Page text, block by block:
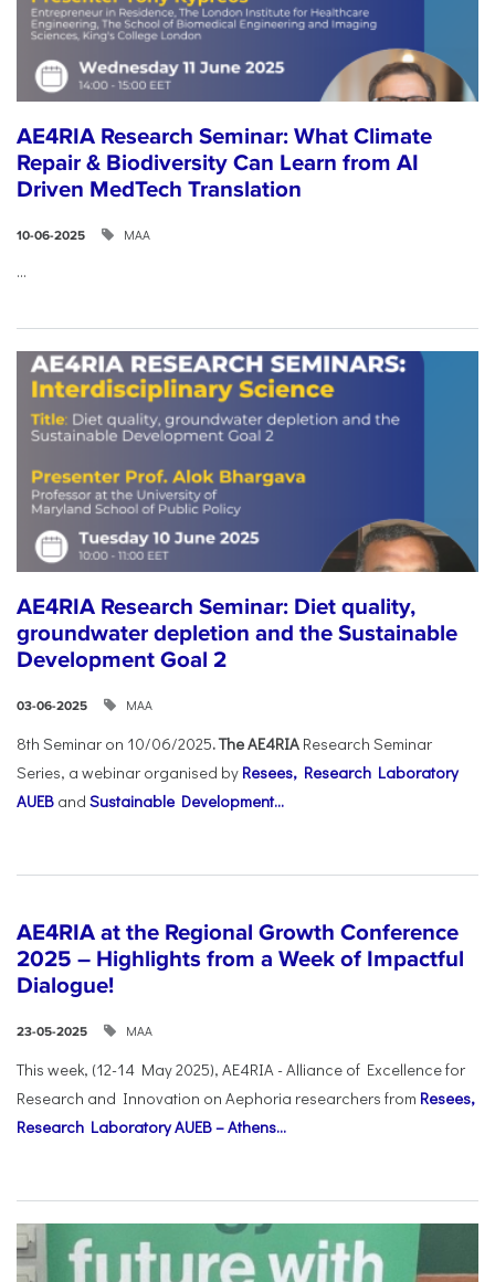
AE4RIA Research Seminar: What Climate
Repair & Biodiversity Can Learn from AI
Driven MedTech Translation
10-06-2025 ΜΑΑ
...
AE4RIA Research Seminar: Diet quality,
groundwater depletion and the Sustainable
Development Goal 2
03-06-2025 ΜΑΑ
8th Seminar on 10/06/2025. The AE4RIA Research Seminar
Series, a webinar organised by Resees, Research Laboratory
AUEB and Sustainable Development...
AE4RIA at the Regional Growth Conference
2025 – Highlights from a Week of Impactful
Dialogue!
23-05-2025 ΜΑΑ
This week, (12-14 May 2025), AE4RIA - Alliance of Excellence for
Research and Innovation on Αephoria researchers from Resees,
Research Laboratory AUEB – Athens...